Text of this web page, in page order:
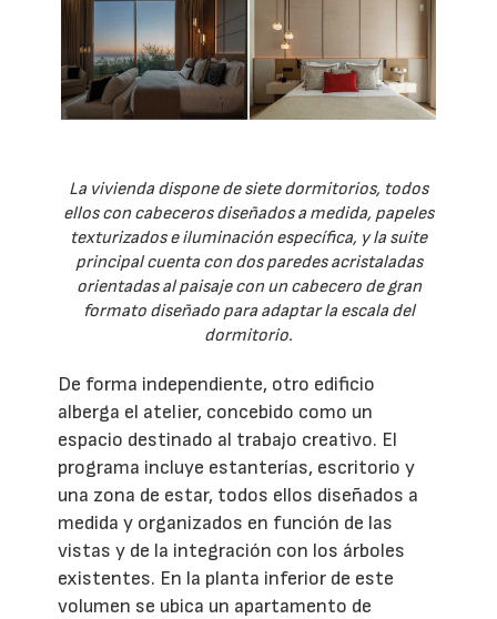
La vivienda dispone de siete dormitorios, todos
ellos con cabeceros diseñados a medida, papeles
texturizados e iluminación específica, y la suite
principal cuenta con dos paredes acristaladas
orientadas al paisaje con un cabecero de gran
formato diseñado para adaptar la escala del
dormitorio.
De forma independiente, otro edificio
alberga el atelier, concebido como un
espacio destinado al trabajo creativo. El
programa incluye estanterías, escritorio y
una zona de estar, todos ellos diseñados a
medida y organizados en función de las
vistas y de la integración con los árboles
existentes. En la planta inferior de este
volumen se ubica un apartamento de